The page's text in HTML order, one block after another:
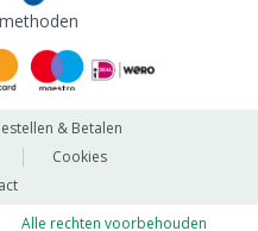
& Betalen
Cookies
Alle rechten voorbehouden